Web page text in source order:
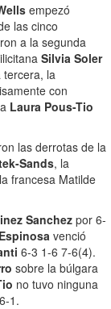
empezó
las cinco
a la segunda
Silvia Soler
tercera, la
con
Laura Pous-Tio
las derrotas de la
Sands, la
francesa Matilde
Sanchez por 6-
venció
6-3 1-6 7-6(4).
sobre la búlgara
no tuvo ninguna
1.